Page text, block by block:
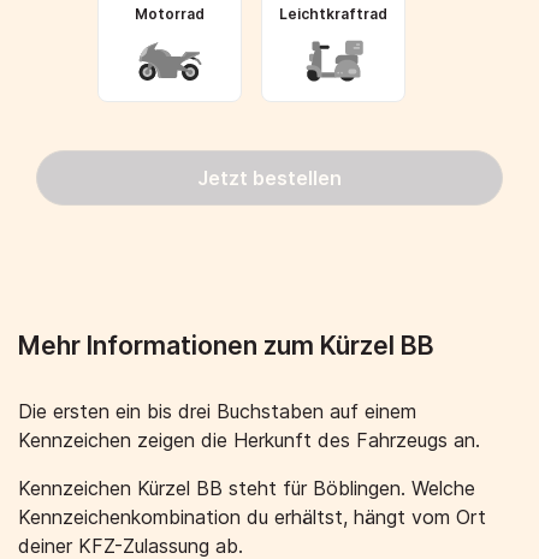
Motorrad Leichtkraftrad
Jetzt bestellen
Mehr Informationen zum Kürzel BB
Die ersten ein bis drei Buchstaben auf einem
Kennzeichen zeigen die Herkunft des Fahrzeugs an.
Kennzeichen Kürzel BB steht für Böblingen. Welche
Kennzeichenkombination du erhältst, hängt vom Ort
deiner KFZ-Zulassung ab.